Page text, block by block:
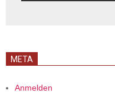
META
Anmelden